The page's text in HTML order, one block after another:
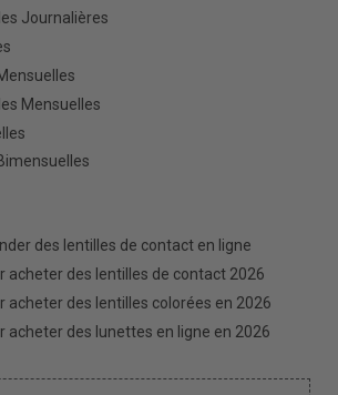
Journalières
Mensuelles
des lentilles de contact en ligne
acheter des lentilles de contact 2026
acheter des lentilles colorées en 2026
acheter des lunettes en ligne en 2026